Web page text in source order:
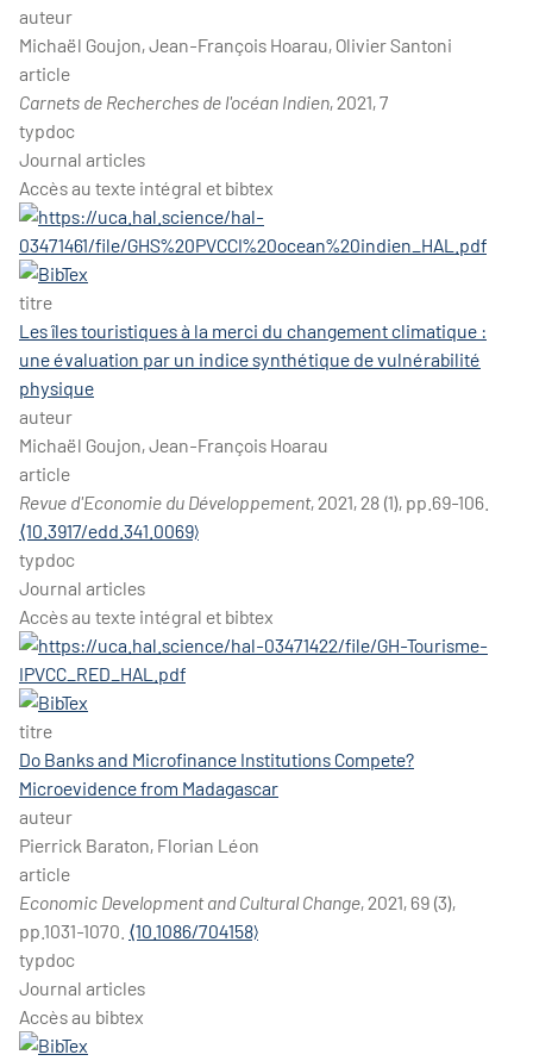
auteur
Michaël Goujon, Jean-François Hoarau, Olivier Santoni
article
Carnets de Recherches de l'océan Indien, 2021, 7
typdoc
Journal articles
Accès au texte intégral et bibtex
titre
Les îles touristiques à la merci du changement climatique :
une évaluation par un indice synthétique de vulnérabilité
physique
auteur
Michaël Goujon, Jean-François Hoarau
article
Revue d'Economie du Développement, 2021, 28 (1), pp.69-106.
⟨10.3917/edd.341.0069⟩
typdoc
Journal articles
Accès au texte intégral et bibtex
titre
Do Banks and Microfinance Institutions Compete?
Microevidence from Madagascar
auteur
Pierrick Baraton, Florian Léon
article
Economic Development and Cultural Change, 2021, 69 (3),
pp.1031-1070. ⟨10.1086/704158⟩
typdoc
Journal articles
Accès au bibtex